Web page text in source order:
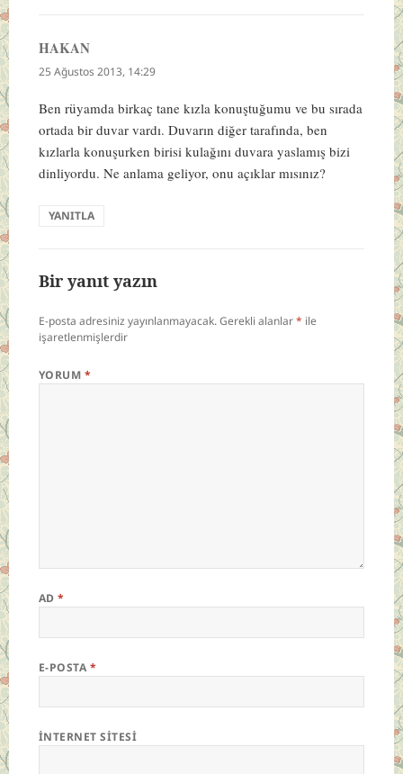
HAKANdedi
ki:
25 Ağustos 2013, 14:29
Ben rüyamda birkaç tane kızla konuştuğumu ve bu sırada
ortada bir duvar vardı. Duvarın diğer tarafında, ben
kızlarla konuşurken birisi kulağını duvara yaslamış bizi
dinliyordu. Ne anlama geliyor, onu açıklar mısınız?
YANITLA
Bir yanıt yazın
E-posta adresiniz yayınlanmayacak.Gerekli alanlar* ile
işaretlenmişlerdir
YORUM *
AD*
E-POSTA *
İNTERNET SITESI